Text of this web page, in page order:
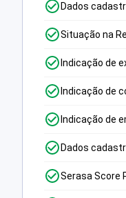
Dados
Situação na
Indicação de
Indicação de
Indicação de
Dados
Serasa Score